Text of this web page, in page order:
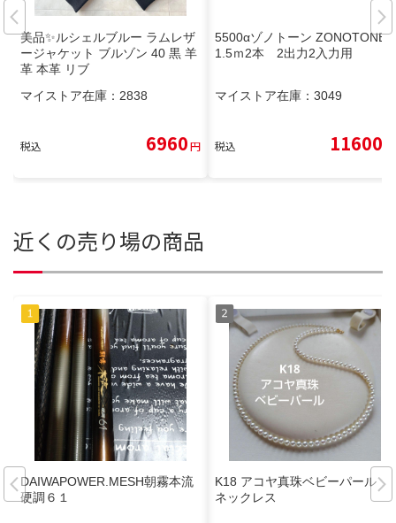
美品✨ルシェルブルー ラムレザ
ージャケット ブルゾン 40 黒 羊
革 本革 リブ
マイストア在庫： 2838
税込 6960円
5500αゾノトーン ZONOTONE
1.5ｍ2本 2出力2入力用
マイストア在庫： 3049
税込 11600
近くの売り場の商品
DAIWAPOWER.MESH朝霧本流
硬調６１
K18 アコヤ真珠ベビーパール
ネックレス